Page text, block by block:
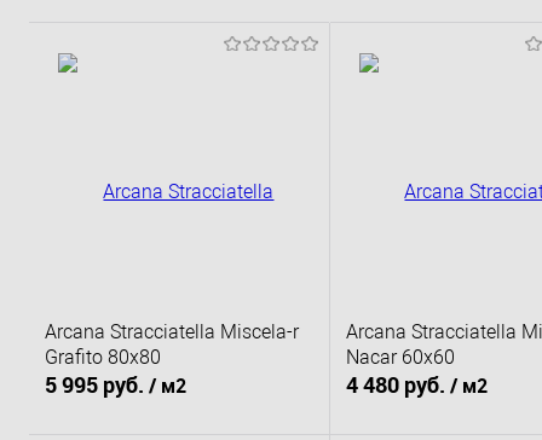
Arcana Stracciatella Miscela-r
Grafito 80x80
5 995 руб. / м2
Arcana Stracciatella
Nacar 60х60
4 480 руб. / м2